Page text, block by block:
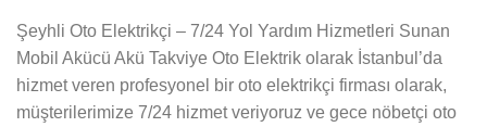
Şeyhli Oto Elektrikçi – 7/24 Yol Yardım Hizmetleri Sunan
Mobil Akücü Akü Takviye Oto Elektrik olarak İstanbul’da
hizmet veren profesyonel bir oto elektrikçi firması olarak,
müşterilerimize 7/24 hizmet veriyoruz ve gece nöbetçi oto